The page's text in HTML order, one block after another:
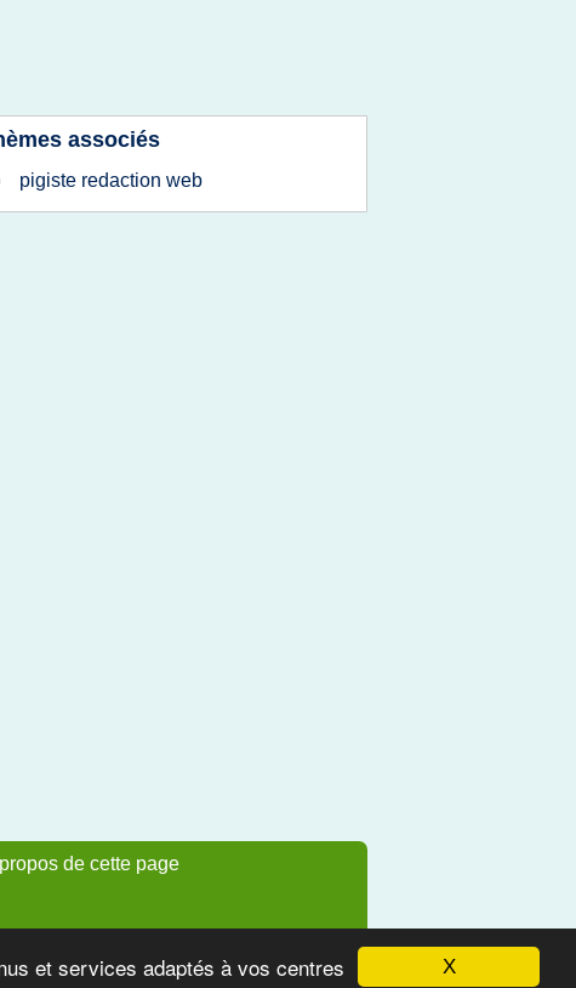
X
et services adaptés à vos centres
associés
pigiste redaction web
de cette page